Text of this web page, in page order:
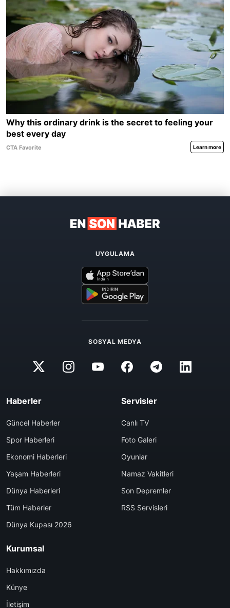
UYGULAMA
SOSYAL MEDYA
Haberler
Güncel Haberler
Spor Haberleri
Ekonomi Haberleri
Yaşam Haberleri
Dünya Haberleri
Tüm Haberler
Dünya Kupası 2026
Servisler
Canlı TV
Foto Galeri
Oyunlar
Namaz Vakitleri
Son Depremler
RSS Servisleri
Kurumsal
Hakkımızda
Künye
İletişim